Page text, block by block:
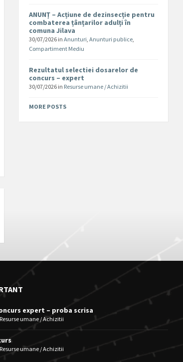
ANUNȚ – Acțiune de dezinsecție pentru
combaterea țânțarilor adulți în
comuna Jilava
30/07/2026 inAnunturi,Anunturi publice,
Compartiment Mediu
Rezultatul selectiei dosarelor de
concurs – expert
30/07/2026 in Resurse umane / Achizitii
MORE POSTS
expert – proba scrisa
Resurse umane / Achizitii
Resurse umane / Achizitii